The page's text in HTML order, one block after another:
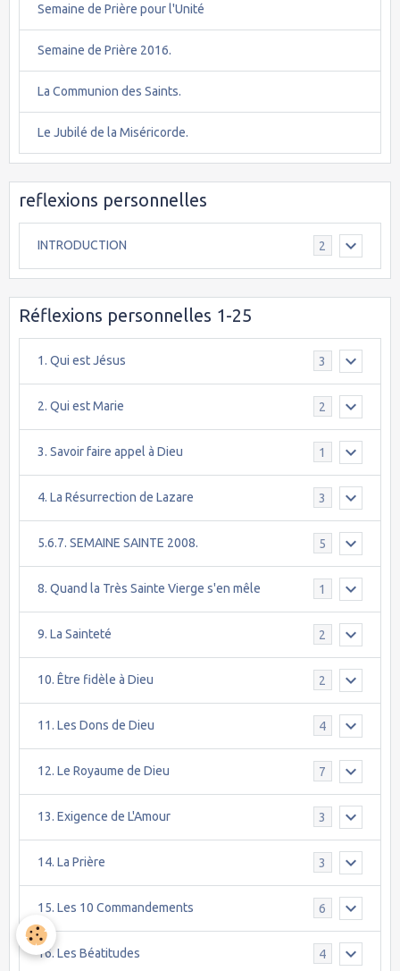
Semaine de Prière pour l'Unité
Semaine de Prière 2016.
La Communion des Saints.
Le Jubilé de la Miséricorde.
reflexions personnelles
INTRODUCTION 2
Réflexions personnelles 1-25
1. Qui est Jésus 3
2. Qui est Marie 2
3. Savoir faire appel à Dieu 1
4. La Résurrection de Lazare 3
5.6.7. SEMAINE SAINTE 2008. 5
8. Quand la Très Sainte Vierge s'en mêle 1
9. La Sainteté 2
10. Être fidèle à Dieu 2
11. Les Dons de Dieu 4
12. Le Royaume de Dieu 7
13. Exigence de L'Amour 3
14. La Prière 3
15. Les 10 Commandements 6
16. Les Béatitudes 4